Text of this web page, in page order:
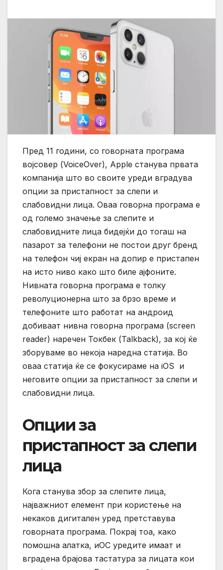
Пред 11 години, со говорната програма
војсовер (VoiceOver), Apple станува првата
компанија што во своите уреди вградува
опции за пристапност за слепи и
слабовидни лица. Оваа говорна програма е
од големо значење за слепите и
слабовидните лица бидејќи до тогаш на
пазарот за телефони не постои друг бренд
на телефон чиј екран на допир е пристапен
на исто ниво како што биле ајфоните.
Нивната говорна програма е толку
револуционерна што за брзо време и
телефоните што работат на андроид
добиваат нивна говорна програма (screen
reader) наречен Токбек (Talkback), за кој ќе
зборуваме во некоја наредна статија. Во
оваа статија ќе се фокусираме на iOS и
неговите опции за пристапност за слепи и
слабовидни лица.
Опции за
пристапност за слепи
лица
Кога станува збор за слепите лица,
најважниот елемент при користење на
некаков дигитален уред претставува
говорната програма. Покрај тоа, како
помошна алатка, иОС уредите имаат и
вградена брајова тастатура за лицата кои